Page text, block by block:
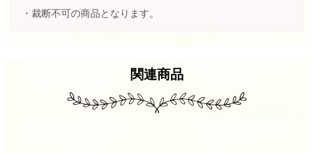
・裁断不可の商品となります。
関連商品